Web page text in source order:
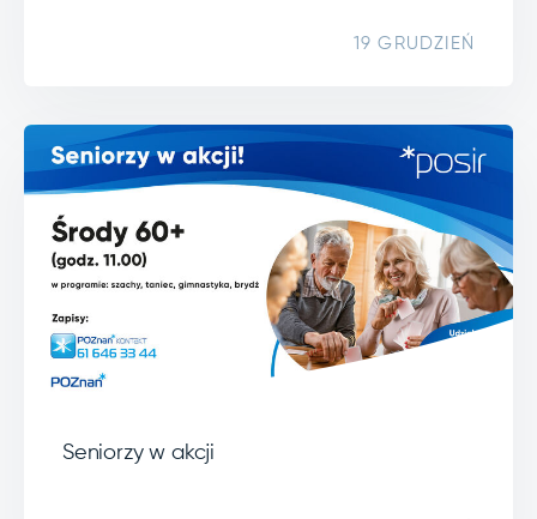
19 GRUDZIEŃ
Seniorzy w akcji